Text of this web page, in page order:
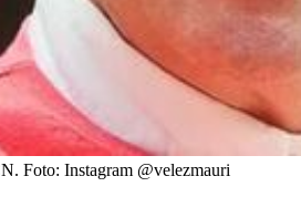
Foto: Instagram @velezmauri